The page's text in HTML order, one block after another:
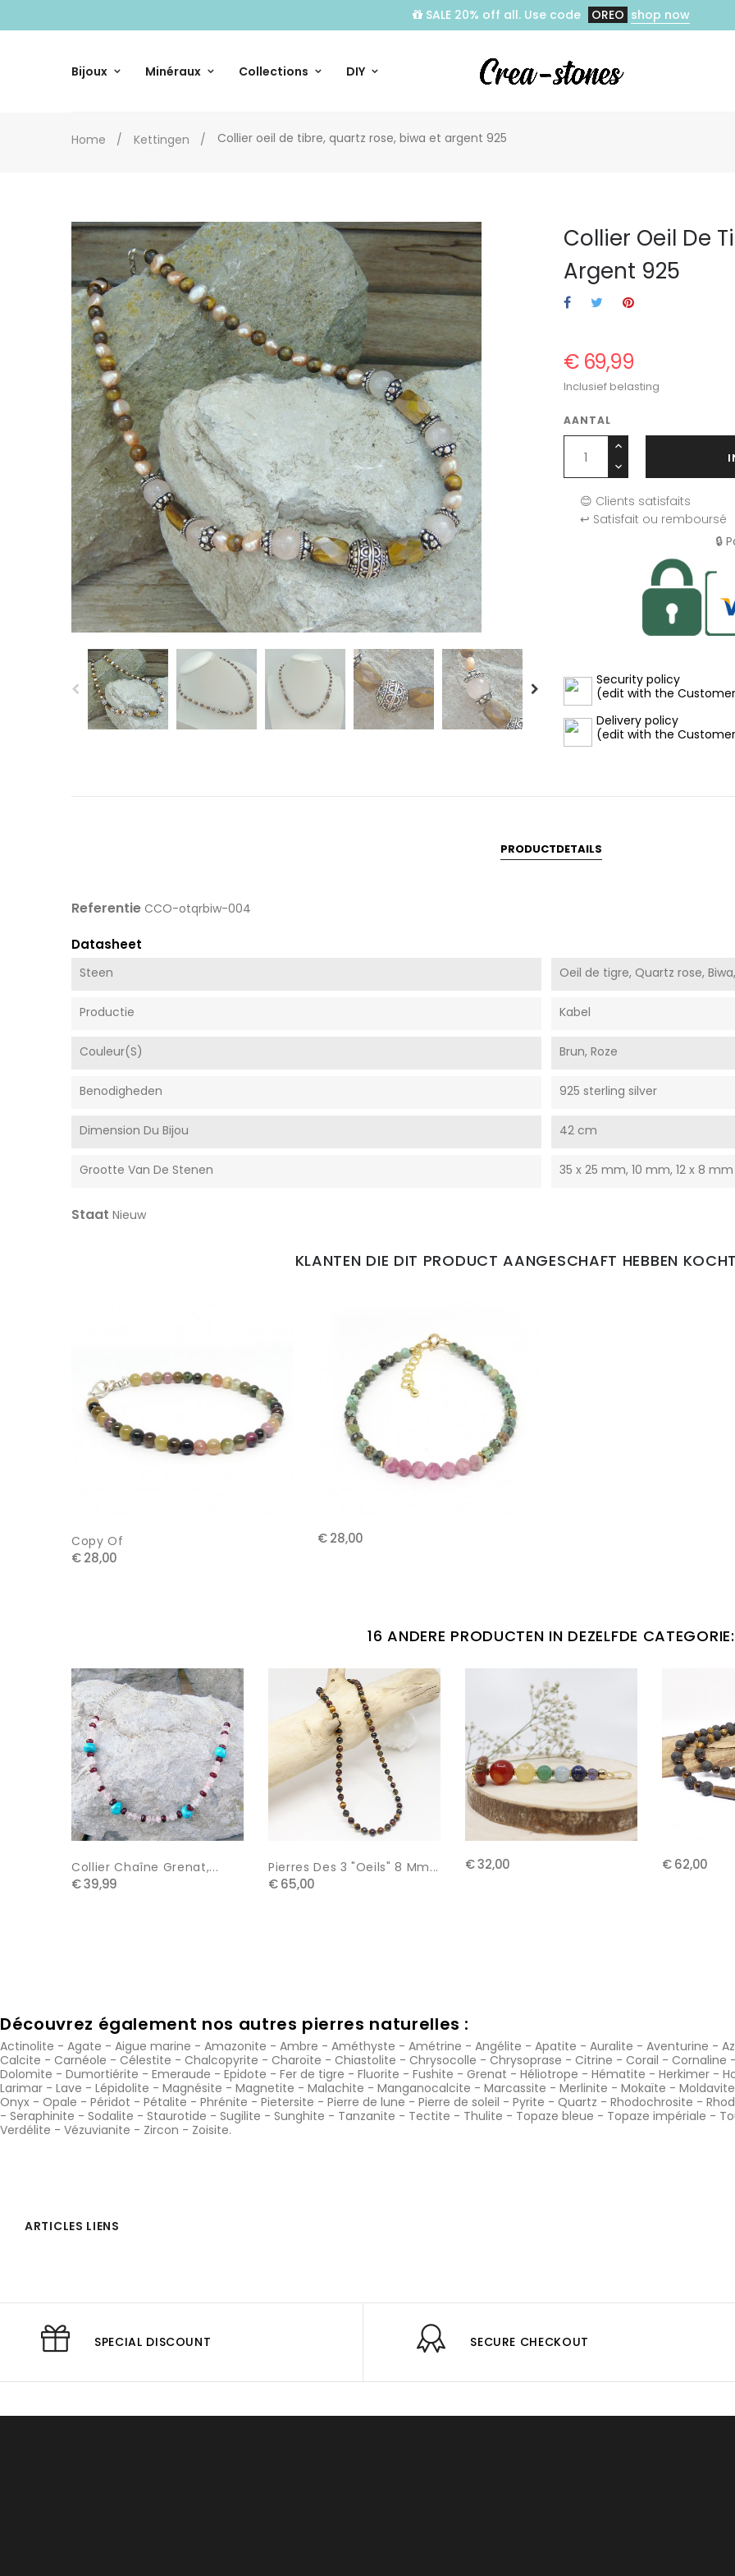
SALE 20% off all. Use code OREO shop now
Bijoux Minéraux Collections DIY
Home Kettingen Collier oeil de tibre, quartz rose, biwa et argent 925
Collier Oeil De
Argent 925
€ 69,99
Inclusief belasting
AANTAL
😊 Clients satisfaits
↩️ Satisfait ou remboursé
🔒
Security policy
(edit with the
Delivery policy
(edit with the
PRODUCTDETAILS
Referentie CCO-otqrbiw-004
Datasheet
Steen Oeil de tigre, Quartz rose,
Productie Kabel
Couleur(s) Brun, Roze
Benodigheden 925 sterling silver
Dimension Du Bijou 42 cm
Grootte Van De Stenen 35 x 25 mm, 10 mm, 12 x 8 mm
Staat Nieuw
KLANTEN DIE DIT PRODUCT AANGESCHAFT HEBBEN
Copy Of
€ 28,00
€ 28,00
16 ANDERE PRODUCTEN IN DEZELFDE CATEGORIE:
Collier Chaîne Grenat,...
€ 39,99
Pierres Des 3 "oeils" 8 Mm...
€ 65,00
€ 32,00 € 62,00
Découvrez également nos autres pierres naturelles :
Actinolite - Agate - Aigue marine - Amazonite - Ambre - Améthyste - Amétrine - Angélite - Apatite - Auralite - Aventurine -
Calcite - Carnéole - Célestite - Chalcopyrite - Charoïte - Chiastolite - Chrysocolle - Chrysoprase - Citrine - Corail - Cornaline
Dolomite - Dumortiérite - Emeraude - Epidote - Fer de tigre - Fluorite - Fushite - Grenat - Héliotrope - Hématite - Herkimer -
Larimar - Lave - Lépidolite - Magnésite - Magnetite - Malachite - Manganocalcite - Marcassite - Merlinite - Mokaïte - Moldavite
Onyx - Opale - Péridot - Pétalite - Phrénite - Pietersite - Pierre de lune - Pierre de soleil - Pyrite - Quartz - Rhodochrosite -
- Seraphinite - Sodalite - Staurotide - Sugilite - Sunghite - Tanzanite - Tectite - Thulite - Topaze bleue - Topaze impériale -
Verdélite - Vézuvianite - Zircon - Zoisite.
ARTICLES LIENS
SPECIAL DISCOUNT SECURE CHECKOUT